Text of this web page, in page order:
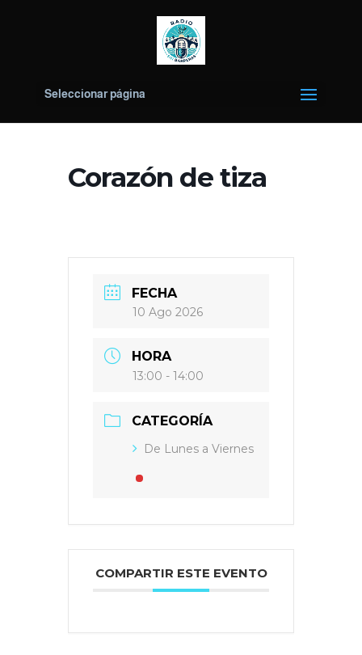
Seleccionar página
Corazón de tiza
FECHA
10 Ago 2026
HORA
13:00 - 14:00
CATEGORÍA
De Lunes a Viernes
COMPARTIR ESTE EVENTO